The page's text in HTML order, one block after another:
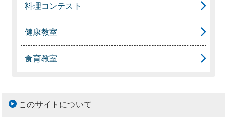
料理コンテスト
健康教室
食育教室
このサイトについて